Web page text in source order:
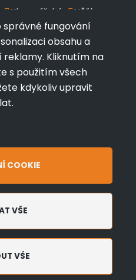
Klempířské
nářadí
Wuko
Nářadí
Bushmann
Ruční
ohýbačky
Nůžky a
kleště
Stubai
Kladiva a
měřící
pomůcky
správné fungování
obsahu a
Kliknutím na
s použitím všech
kdykoliv upravit
COOKIE
VŠE
VŠE
vyhrazena | Made by